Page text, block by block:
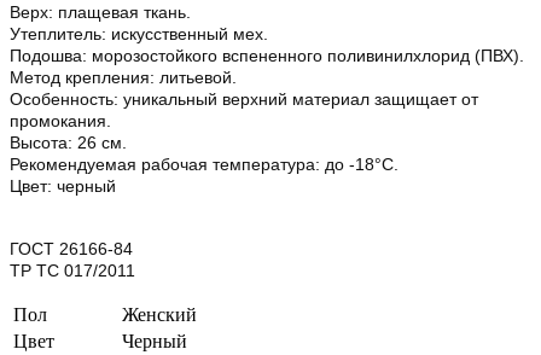
Верх: плащевая ткань.
Утеплитель: искусственный мех.
Подошва: морозостойкого вспененного поливинилхлорид (ПВХ).
Метод крепления: литьевой.
Особенность: уникальный верхний материал защищает от
промокания.
Высота: 26 см.
Рекомендуемая рабочая температура: до -18°С.
Цвет: черный
ГОСТ 26166-84
ТР ТС 017/2011
Пол
Женский
Цвет
Черный